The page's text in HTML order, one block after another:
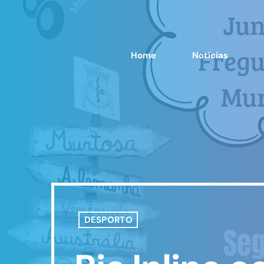
Home Notícias
DESPORTO